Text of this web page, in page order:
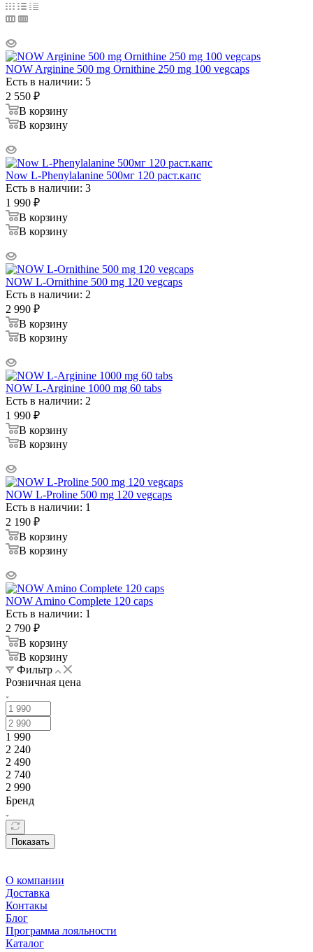
NOW Arginine 500 mg Ornithine 250 mg 100 vegcaps
Есть в наличии: 5
2 550 ₽
В корзину
В корзину
Now L-Phenylalanine 500мг 120 раст.капс
Есть в наличии: 3
1 990 ₽
В корзину
В корзину
NOW L-Ornithine 500 mg 120 vegcaps
Есть в наличии: 2
2 990 ₽
В корзину
В корзину
NOW L-Arginine 1000 mg 60 tabs
Есть в наличии: 2
1 990 ₽
В корзину
В корзину
NOW L-Proline 500 mg 120 vegcaps
Есть в наличии: 1
2 190 ₽
В корзину
В корзину
NOW Amino Complete 120 caps
Есть в наличии: 1
2 790 ₽
В корзину
В корзину
Фильтр
Розничная цена
1 990
2 240
2 490
2 740
2 990
Бренд
Показать
О компании
Доставка
Контакы
Блог
Программа лояльности
Каталог